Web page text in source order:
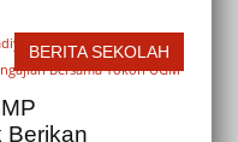
BERITA SEKOLAH
Berikan